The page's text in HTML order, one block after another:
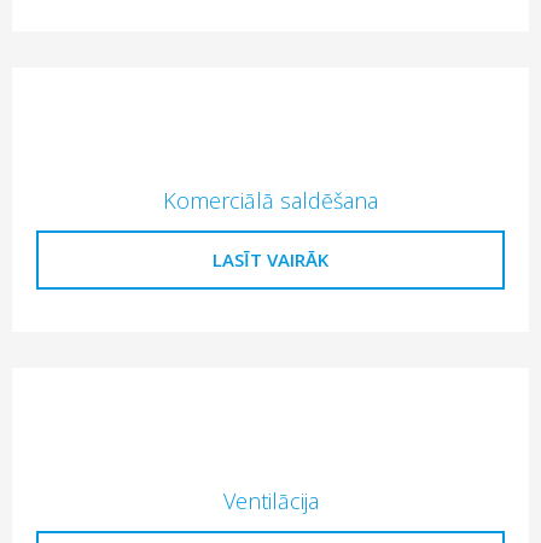
Komerciālā saldēšana
LASĪT VAIRĀK
Ventilācija